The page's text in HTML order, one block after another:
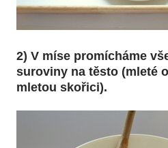
2) V míse promícháme
suroviny na těsto (mleté
mletou skořici).